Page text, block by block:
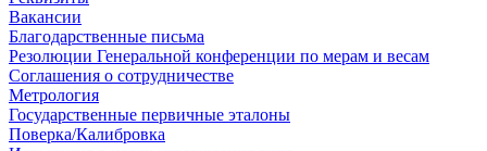
Вакансии
Благодарственные письма
Резолюции Генеральной конференции по мерам и весам
Соглашения о сотрудничестве
Метрология
Государственные первичные эталоны
Поверка/Калибровка